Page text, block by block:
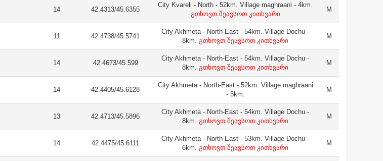
14 42.4313/45.6355
City Kvareli - North - 52km. Village maghraani - 4km.
გთხოვთ შეავსოთ კითხვარი
M
11 42.4738/45.5741
City Akhmeta - North-East - 54km. Village Dochu -
8km. გთხოვთ შეავსოთ კითხვარი
M
14 42.4673/45.599
City Akhmeta - North-East - 54km. Village Dochu -
8km. გთხოვთ შეავსოთ კითხვარი
M
14 42.4405/45.6128
City Akhmeta - North-East - 52km. Village maghraani
- 5km.
M
13 42.4713/45.5896
City Akhmeta - North-East - 54km. Village Dochu -
8km. გთხოვთ შეავსოთ კითხვარი
M
14 42.4475/45.6111
City Akhmeta - North-East - 53km. Village Dochu -
6km. გთხოვთ შეავსოთ კითხვარი
M